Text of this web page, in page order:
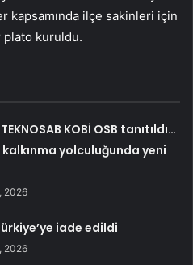
kapsamında ilçe sakinleri için
plato kuruldu.
KOBİ OSB tanıtıldı…
kalkınma yolculuğunda yeni
2026
iade edildi
2026